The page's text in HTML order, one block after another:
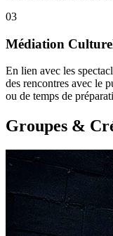
03
Médiation
En lien avec les
des rencontres avec le
ou de temps de
Groupes &